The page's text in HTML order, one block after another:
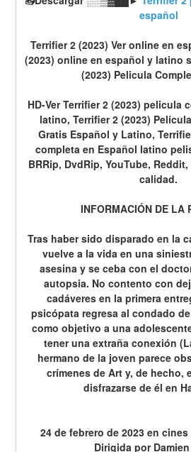
español
Terrifier 2 (2023) Ver online en
(2023) online en español y latino
(2023) Pelicula
HD-Ver Terrifier 2 (2023) pelicula
latino, Terrifier 2 (2023)
Gratis Español y Latino,
completa en Español latino
BRRip, DvdRip, YouTube,
calidad.
INFORMACIÓN DE LA
Tras haber sido disparado en la
vuelve a la vida en una
asesina y se ceba con el
autopsia. No contento con
cadáveres en la primera
psicópata regresa al condado
como objetivo a una
tener una extraña conexión
hermano de la joven parece
crímenes de Art y, de hecho,
disfrazarse de él en
24 de febrero de 2023 en
Dirigida por